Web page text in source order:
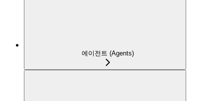
에이전트 (Agents)